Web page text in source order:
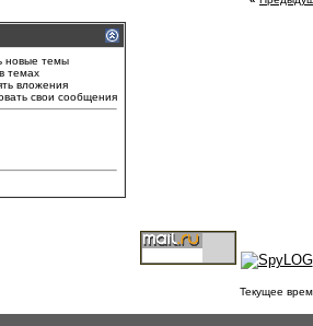
новые темы
темах
вложения
свои сообщения
Текущее